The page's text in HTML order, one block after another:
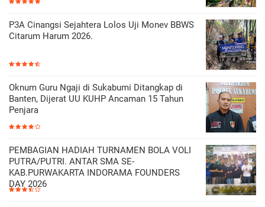
P3A Cinangsi Sejahtera Lolos Uji Monev BBWS
Citarum Harum 2026.
Oknum Guru Ngaji di Sukabumi Ditangkap di
Banten, Dijerat UU KUHP Ancaman 15 Tahun
Penjara
PEMBAGIAN HADIAH TURNAMEN BOLA VOLI
PUTRA/PUTRI. ANTAR SMA SE-
KAB.PURWAKARTA INDORAMA FOUNDERS
DAY 2026